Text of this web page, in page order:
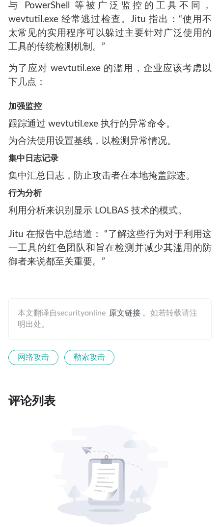
与 PowerShell 等被广泛监控的工具不同，
wevtutil.exe 经常逃过检查。Jitu 指出：“使用不
太常见的实用程序可以躲过主要针对广泛使用的
工具的传统检测机制。”
为了应对 wevtutil.exe 的滥用，企业应该考虑以
下几点：
加强监控
跟踪通过 wevtutil.exe 执行的异常命令。
为合法使用设置基线，以检测异常情况。
集中日志记录
集中汇总日志，防止攻击者在本地掩盖踪迹。
行为分析
利用分析来识别显示 LOLBAS 技术的模式。
Jitu 在报告中总结道： “了解这些行为对于利用这
一工具的红色团队和旨在检测并减少其滥用的防
御者来说都至关重要。”
本文翻译自securityonline 原文链接 。如若转载请注
明出处。
网络攻击 勒索攻击
评论列表